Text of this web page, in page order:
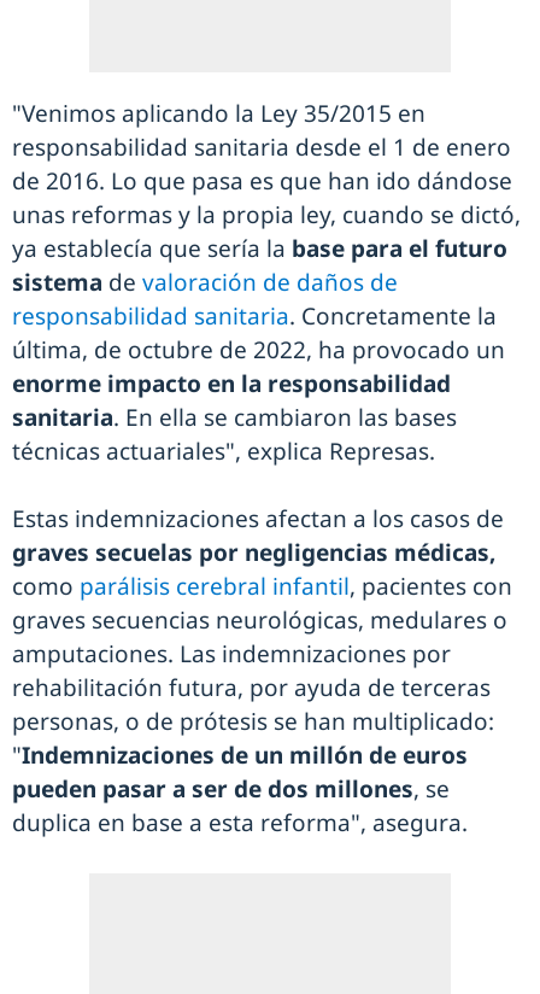
"Venimos aplicando la Ley 35/2015 en
responsabilidad sanitaria desde el 1 de enero
de 2016. Lo que pasa es que han ido dándose
unas reformas y la propia ley, cuando se dictó,
ya establecía que sería la base para el futuro
sistema de valoración de daños de
responsabilidad sanitaria. Concretamente la
última, de octubre de 2022, ha provocado un
enorme impacto en la responsabilidad
sanitaria. En ella se cambiaron las bases
técnicas actuariales", explica Represas.
Estas indemnizaciones afectan a los casos de
graves secuelas por negligencias médicas,
como parálisis cerebral infantil, pacientes con
graves secuencias neurológicas, medulares o
amputaciones. Las indemnizaciones por
rehabilitación futura, por ayuda de terceras
personas, o de prótesis se han multiplicado:
"Indemnizaciones de un millón de euros
pueden pasar a ser de dos millones, se
duplica en base a esta reforma", asegura.